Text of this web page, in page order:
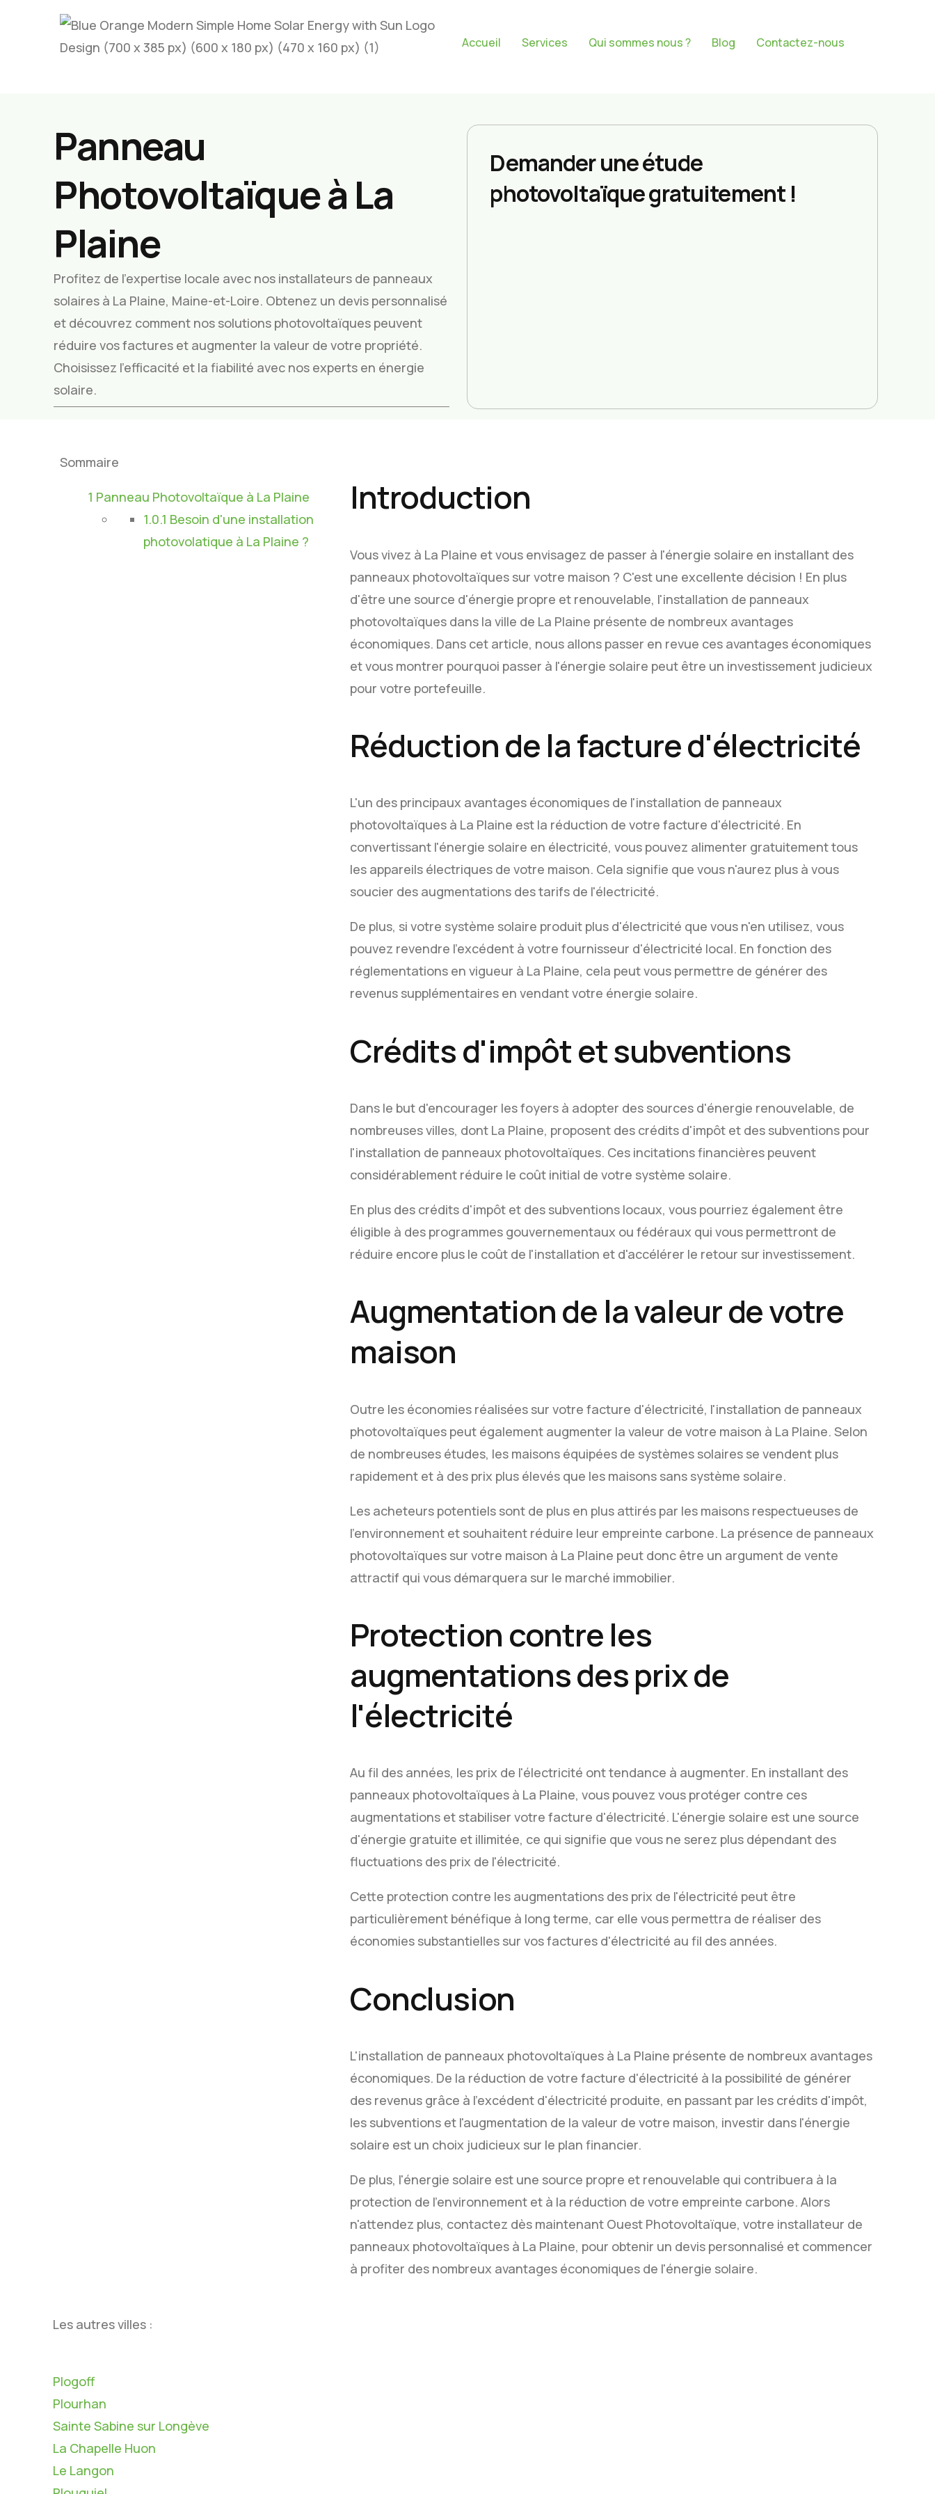
Accueil Services Qui sommes nous ? Blog Contactez-nous
Panneau
Photovoltaïque à La
Plaine
Profitez de l’expertise locale avec nos installateurs de panneaux
solaires à La Plaine, Maine-et-Loire. Obtenez un devis personnalisé
et découvrez comment nos solutions photovoltaïques peuvent
réduire vos factures et augmenter la valeur de votre propriété.
Choisissez l’efficacité et la fiabilité avec nos experts en énergie
solaire.
Demander une étude
photovoltaïque gratuitement !
Sommaire
1 Panneau Photovoltaïque à La Plaine
1.0.1 Besoin d'une installation
photovolatique à La Plaine ?
Introduction
Vous vivez à La Plaine et vous envisagez de passer à l'énergie solaire en installant des
panneaux photovoltaïques sur votre maison ? C'est une excellente décision ! En plus
d'être une source d'énergie propre et renouvelable, l'installation de panneaux
photovoltaïques dans la ville de La Plaine présente de nombreux avantages
économiques. Dans cet article, nous allons passer en revue ces avantages économiques
et vous montrer pourquoi passer à l'énergie solaire peut être un investissement judicieux
pour votre portefeuille.
Réduction de la facture d'électricité
L'un des principaux avantages économiques de l'installation de panneaux
photovoltaïques à La Plaine est la réduction de votre facture d'électricité. En
convertissant l'énergie solaire en électricité, vous pouvez alimenter gratuitement tous
les appareils électriques de votre maison. Cela signifie que vous n'aurez plus à vous
soucier des augmentations des tarifs de l'électricité.
De plus, si votre système solaire produit plus d'électricité que vous n'en utilisez, vous
pouvez revendre l'excédent à votre fournisseur d'électricité local. En fonction des
réglementations en vigueur à La Plaine, cela peut vous permettre de générer des
revenus supplémentaires en vendant votre énergie solaire.
Crédits d'impôt et subventions
Dans le but d'encourager les foyers à adopter des sources d'énergie renouvelable, de
nombreuses villes, dont La Plaine, proposent des crédits d'impôt et des subventions pour
l'installation de panneaux photovoltaïques. Ces incitations financières peuvent
considérablement réduire le coût initial de votre système solaire.
En plus des crédits d'impôt et des subventions locaux, vous pourriez également être
éligible à des programmes gouvernementaux ou fédéraux qui vous permettront de
réduire encore plus le coût de l'installation et d'accélérer le retour sur investissement.
Augmentation de la valeur de votre
maison
Outre les économies réalisées sur votre facture d'électricité, l'installation de panneaux
photovoltaïques peut également augmenter la valeur de votre maison à La Plaine. Selon
de nombreuses études, les maisons équipées de systèmes solaires se vendent plus
rapidement et à des prix plus élevés que les maisons sans système solaire.
Les acheteurs potentiels sont de plus en plus attirés par les maisons respectueuses de
l'environnement et souhaitent réduire leur empreinte carbone. La présence de panneaux
photovoltaïques sur votre maison à La Plaine peut donc être un argument de vente
attractif qui vous démarquera sur le marché immobilier.
Protection contre les
augmentations des prix de
l'électricité
Au fil des années, les prix de l'électricité ont tendance à augmenter. En installant des
panneaux photovoltaïques à La Plaine, vous pouvez vous protéger contre ces
augmentations et stabiliser votre facture d'électricité. L'énergie solaire est une source
d'énergie gratuite et illimitée, ce qui signifie que vous ne serez plus dépendant des
fluctuations des prix de l'électricité.
Cette protection contre les augmentations des prix de l'électricité peut être
particulièrement bénéfique à long terme, car elle vous permettra de réaliser des
économies substantielles sur vos factures d'électricité au fil des années.
Conclusion
L'installation de panneaux photovoltaïques à La Plaine présente de nombreux avantages
économiques. De la réduction de votre facture d'électricité à la possibilité de générer
des revenus grâce à l'excédent d'électricité produite, en passant par les crédits d'impôt,
les subventions et l'augmentation de la valeur de votre maison, investir dans l'énergie
solaire est un choix judicieux sur le plan financier.
De plus, l'énergie solaire est une source propre et renouvelable qui contribuera à la
protection de l'environnement et à la réduction de votre empreinte carbone. Alors
n'attendez plus, contactez dès maintenant Ouest Photovoltaïque, votre installateur de
panneaux photovoltaïques à La Plaine, pour obtenir un devis personnalisé et commencer
à profiter des nombreux avantages économiques de l'énergie solaire.
Les autres villes :
Plogoff
Plourhan
Sainte Sabine sur Longève
La Chapelle Huon
Le Langon